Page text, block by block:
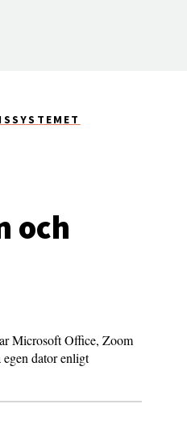
och
Microsoft Office, Zoom
dator enligt